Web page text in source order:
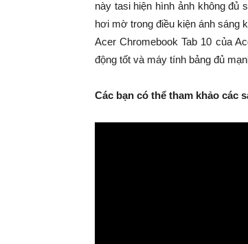
này tasi hiện hình ảnh không đủ
hơi mờ trong điều kiện ánh sáng
Acer Chromebook Tab 10 của
động tốt và máy tính bảng đủ
Các bạn có thể tham khảo các